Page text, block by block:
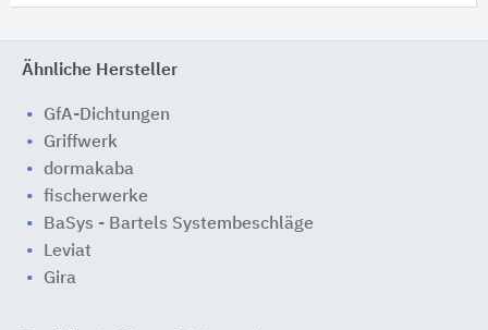
Ähnliche Hersteller
GfA-Dichtungen
Griffwerk
dormakaba
fischerwerke
BaSys - Bartels Systembeschläge
Leviat
Gira